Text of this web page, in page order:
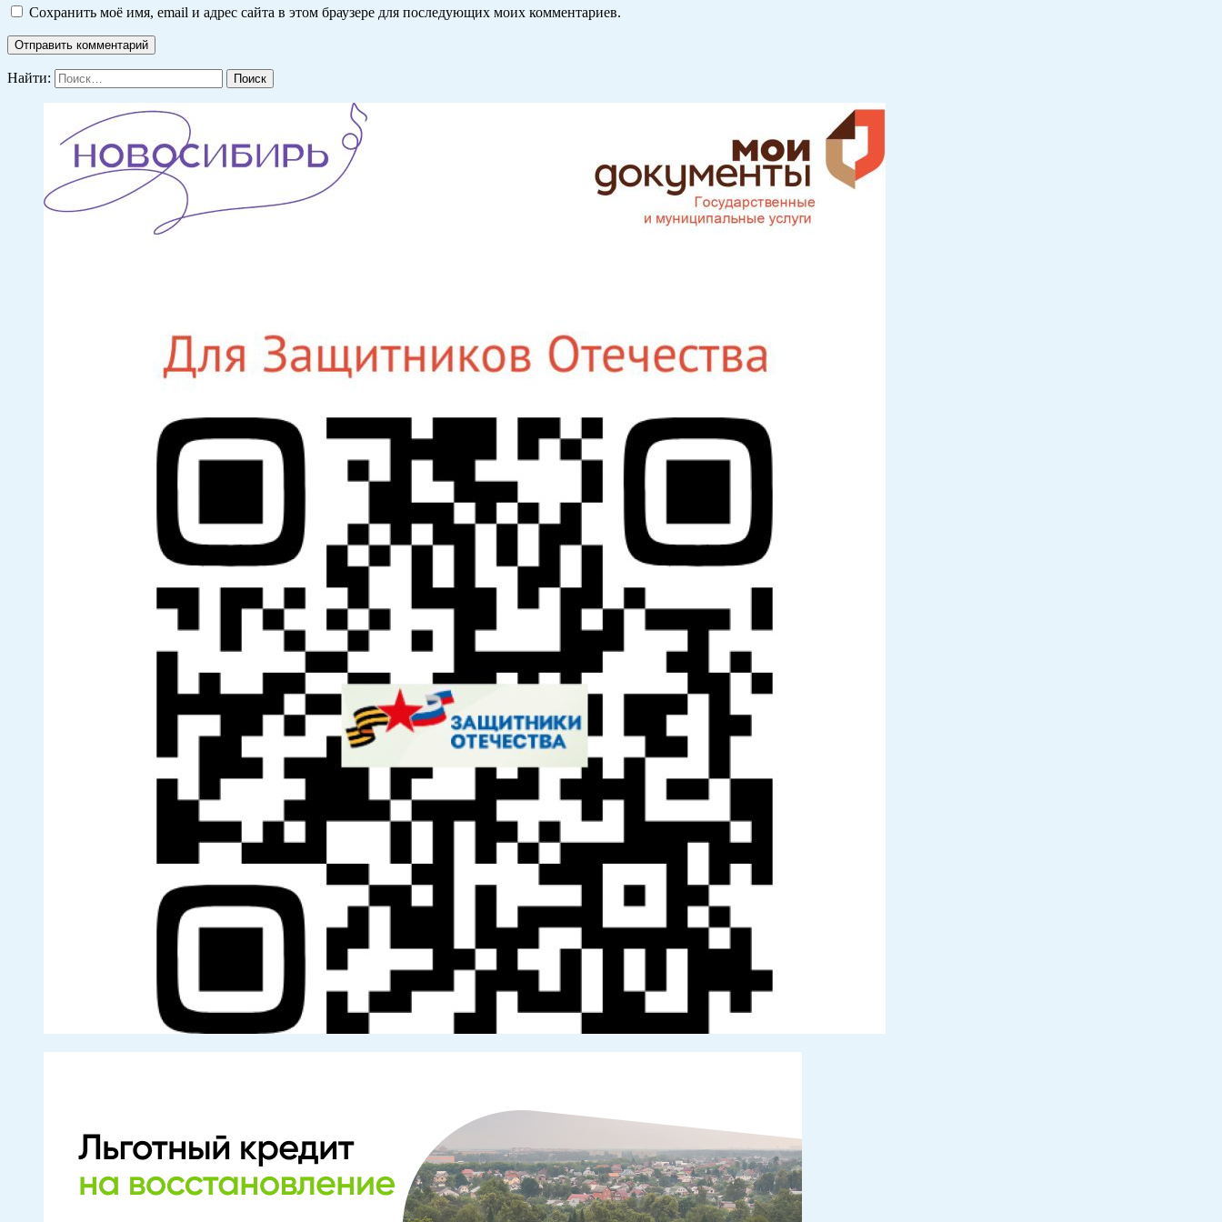
Сохранить моё имя, email и адрес сайта в этом браузере для последующих моих комментариев.
Найти: